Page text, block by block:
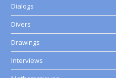
Dialogs
Divers
Drawings
Interviews